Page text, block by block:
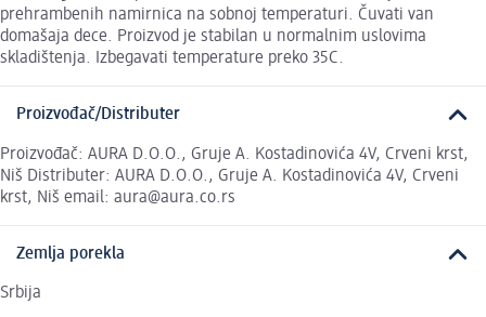
prehrambenih namirnica na sobnoj temperaturi. Čuvati van
domašaja dece. Proizvod je stabilan u normalnim uslovima
skladištenja. Izbegavati temperature preko 35C.
Proizvođač/Distributer
Proizvođač: AURA D.O.O., Gruje A. Kostadinovića 4V, Crveni krst,
Niš Distributer: AURA D.O.O., Gruje A. Kostadinovića 4V, Crveni
krst, Niš email: aura@aura.co.rs
Zemlja porekla
Srbija